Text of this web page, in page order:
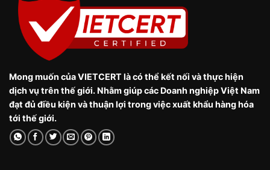
Mong muốn của VIETCERT là có thể kết nối và thực hiện
dịch vụ trên thế giới. Nhằm giúp các Doanh nghiệp Việt Nam
đạt đủ điều kiện và thuận lợi trong việc xuất khẩu hàng hóa
tới thế giới.